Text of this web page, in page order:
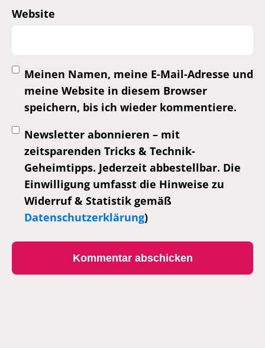
Website
Meinen Namen, meine E-Mail-Adresse und
meine Website in diesem Browser
speichern, bis ich wieder kommentiere.
Newsletter abonnieren – mit
zeitsparenden Tricks & Technik-
Geheimtipps. Jederzeit abbestellbar. Die
Einwilligung umfasst die Hinweise zu
Widerruf & Statistik gemäß
Datenschutzerklärung)